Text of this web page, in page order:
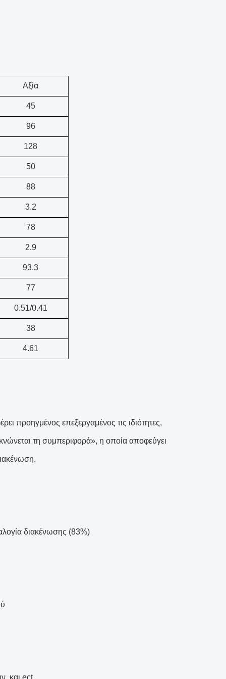
Αξία
45
96
128
50
88
3.2
78
2.9
93.3
77
0.51/0.41
38
4.61
προηγμένος επεξεργαμένος τις ιδιότητες,
τη συμπεριφορά», η οποία αποφεύγει
διακένωσης (83%)
και ect.